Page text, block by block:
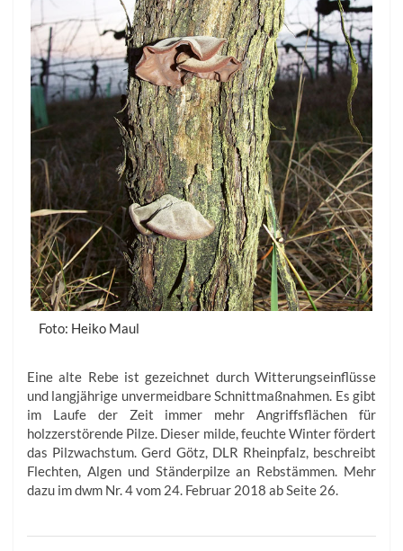
Foto: Heiko Maul
Eine alte Rebe ist gezeichnet durch Witterungseinflüsse
und langjährige unvermeidbare Schnittmaßnahmen. Es gibt
im Laufe der Zeit immer mehr Angriffsflächen für
holzzerstörende Pilze. Dieser milde, feuchte Winter fördert
das Pilzwachstum. Gerd Götz, DLR Rheinpfalz, beschreibt
Flechten, Algen und Ständerpilze an Rebstämmen. Mehr
dazu im dwm Nr. 4 vom 24. Februar 2018 ab Seite 26.